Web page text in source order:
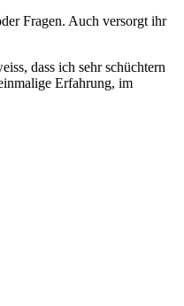
Fragen. Auch versorgt ihr
dass ich sehr schüchtern
Erfahrung, im